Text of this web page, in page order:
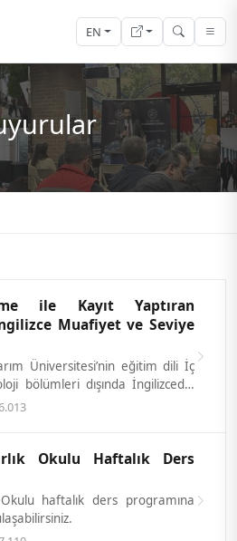
EN
ile Kayıt Yaptıran
Muafiyet ve Seviye
Üniversitesi’nin eğitim dili İç
bölümleri dışında İngilizcedir.
Okulu Haftalık Ders
haftalık ders programına